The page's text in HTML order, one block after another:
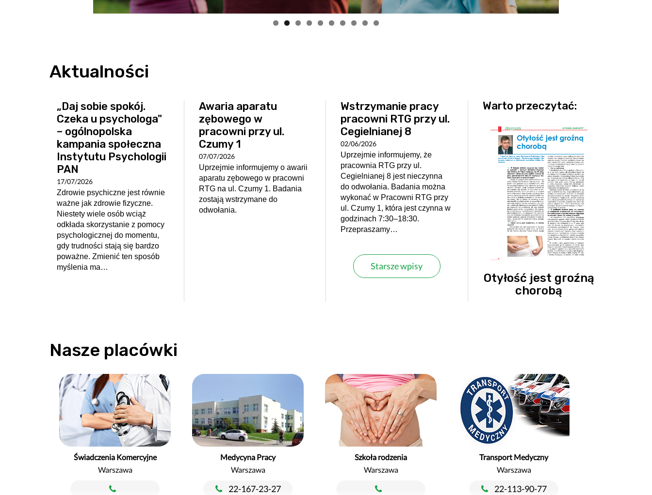
Przygotowanie do kolonoskopii
Znieczulenie dożylne do zabiegów endoskopowych
Aktualności
„Daj sobie spokój.
Czeka u psychologa"
– ogólnopolska
kampania społeczna
Instytutu Psychologii
PAN
17/07/2026
Zdrowie psychiczne jest równie
ważne jak zdrowie fizyczne.
Niestety wiele osób wciąż
odkłada skorzystanie z pomocy
psychologicznej do momentu,
gdy trudności stają się bardzo
poważne. Zmienić ten sposób
myślenia ma…
Awaria aparatu
zębowego w
pracowni przy ul.
Czumy 1
07/07/2026
Uprzejmie informujemy o awarii
aparatu zębowego w pracowni
RTG na ul. Czumy 1. Badania
zostają wstrzymane do
odwołania.
Wstrzymanie pracy
pracowni RTG przy ul.
Cegielnianej 8
02/06/2026
Uprzejmie informujemy, że
pracownia RTG przy ul.
Cegielnianej 8 jest nieczynna
do odwołania. Badania można
wykonać w Pracowni RTG przy
ul. Czumy 1, która jest czynna w
godzinach 7:30–18:30.
Przepraszamy…
Starsze wpisy
Warto przeczytać:
Otyłość jest groźną
chorobą
Nasze placówki
Świadczenia Komercyjne
Warszawa
Medycyna Pracy
Warszawa
22-167-23-27
Szkoła rodzenia
Warszawa
Transport Medyczny
Warszawa
22-113-90-77